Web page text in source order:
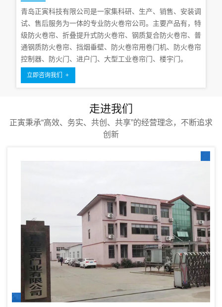
青岛正寅科技有限公司是一家集科研、生产、销售、安装调
试、售后服务为一体的专业防火卷帘公司。主要产品有，特
级防火卷帘、折叠提升式防火卷帘、钢质复合防火卷帘、普
通钢质防火卷帘、挡烟垂壁、防火卷帘用卷门机、防火卷帘
控制器、防火门、进户门、大型工业卷帘门、楼宇门。
立即咨询我们 +
走进我们
正寅秉承“高效、务实、共创、共享”的经营理念，不断追求
创新